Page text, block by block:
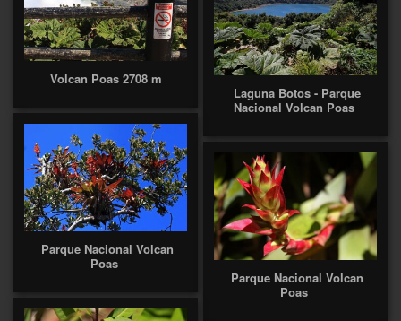
Volcan Poas 2708 m
Laguna Botos - Parque
Nacional Volcan Poas
Parque Nacional Volcan
Poas
Parque Nacional Volcan
Poas